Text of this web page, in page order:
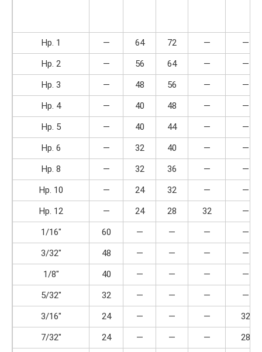
Нр. 1 — 64 72 —
—
Нр. 2
— 56 64 —
—
Нр. 3
— 48 56 —
—
Нр. 4
— 40 48 —
—
Нр. 5
— 40 44 —
—
Нр. 6
— 32 40 —
—
Нр. 8
— 32 36 —
—
Нр. 10
— 24 32 —
—
Нр. 12
— 24 28 32
—
1/16″
60 — — —
—
3/32″
48 — — —
—
1/8″
40 — — —
—
5/32″
32 — — —
—
3/16″
24 — — —
32
7/32″
24 — — —
28